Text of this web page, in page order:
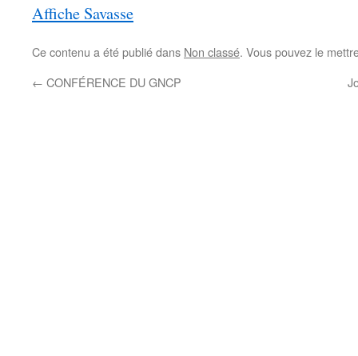
Affiche Savasse
Ce contenu a été publié dans Non classé. Vous pouvez le
← CONFÉRENCE DU GNCP